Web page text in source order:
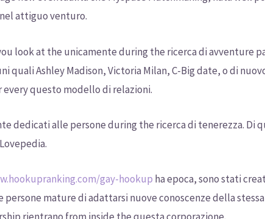
attiguo venturo.
look at the unicamente during the ricerca di avventure
quali Ashley Madison, Victoria Milan, C-Big date, o di
questo modello di relazioni.
dedicati alle persone during the ricerca di tenerezza. Di
gay-hookup ha epoca, sono stati
mature di adattarsi nuove conoscenze della